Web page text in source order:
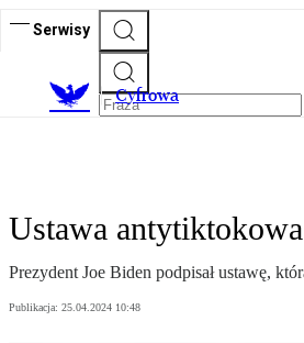
Serwisy
Cyfrowa
Ustawa
Prezydent Joe Biden podpisał ustawę,
Publikacja: 25.04.2024 10:48